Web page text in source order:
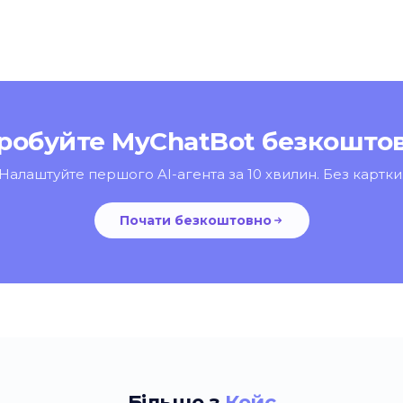
MyChatBot
першого AI-агента за 10 хвилин. Без картки.
Почати безкоштовно